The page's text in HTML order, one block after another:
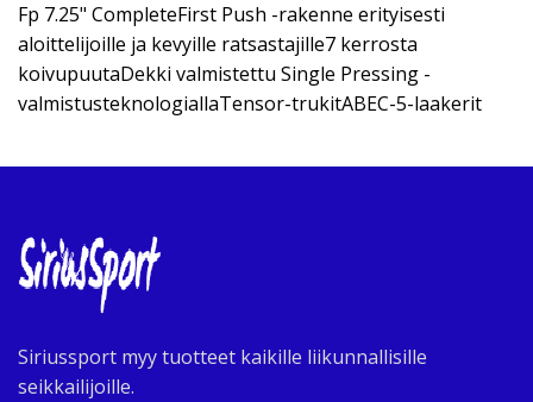
Fp 7.25" CompleteFirst Push -rakenne erityisesti
aloittelijoille ja kevyille ratsastajille7 kerrosta
koivupuutaDekki valmistettu Single Pressing -
valmistusteknologiallaTensor-trukitABEC-5-laakerit
Siriussport myy tuotteet kaikille liikunnallisille
seikkailijoille.